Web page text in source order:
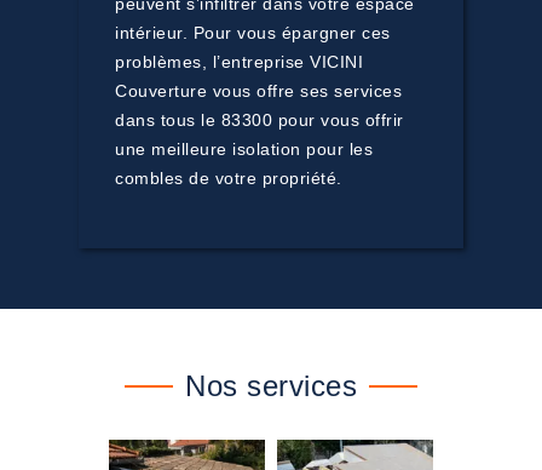
intérieur. Pour vous épargner ces
problèmes, l’entreprise VICINI
Couverture vous offre ses services
dans tous le 83300 pour vous offrir
une meilleure isolation pour les
combles de votre propriété.
Nos services